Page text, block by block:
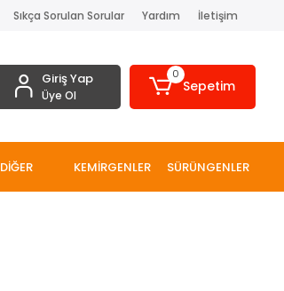
Sıkça Sorulan Sorular Yardım İletişim
Giriş Yap
Üye Ol
0
Sepetim
DİĞER KEMİRGENLER SÜRÜNGENLER